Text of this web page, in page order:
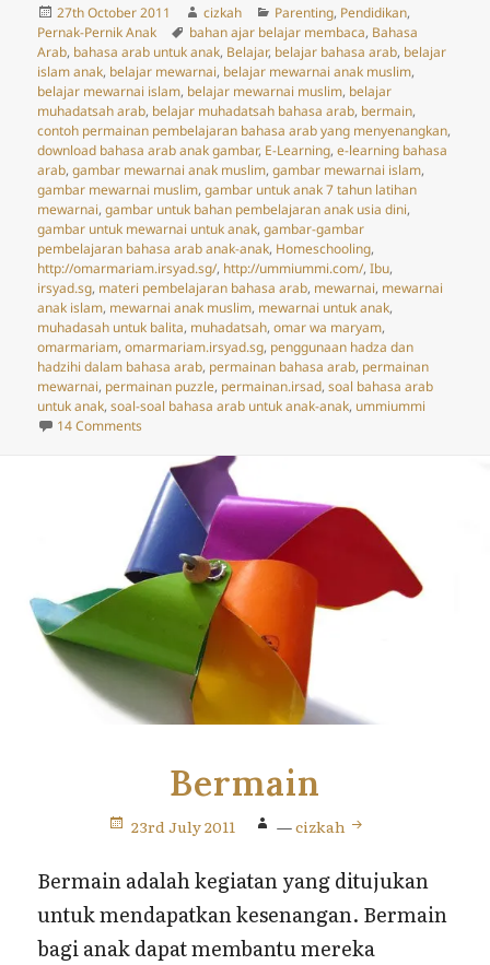
Posted
on
27th October 2011 Author
cizkah Categories
Parenting, Pendidikan,
Pernak-Pernik Anak
Tags
bahan ajar belajar membaca, Bahasa
Arab, bahasa arab untuk anak, Belajar, belajar bahasa arab, belajar
islam anak, belajar mewarnai, belajar mewarnai anak muslim,
belajar mewarnai islam, belajar mewarnai muslim, belajar
muhadatsah arab, belajar muhadatsah bahasa arab, bermain,
contoh permainan pembelajaran bahasa arab yang menyenangkan,
download bahasa arab anak gambar, E-Learning,e-learning bahasa
arab,gambar mewarnai anak muslim,gambar mewarnai islam,
gambar mewarnai muslim,gambar untuk anak 7 tahun latihan
mewarnai,gambar untuk bahan pembelajaran anak usia dini,
gambar untuk mewarnai untuk anak,gambar-gambar
pembelajaran bahasa arab anak-anak, Homeschooling,
http://omarmariam.irsyad.sg/, http://ummiummi.com/,Ibu,
irsyad.sg, materi pembelajaran bahasa arab, mewarnai, mewarnai
anak islam, mewarnai anak muslim, mewarnai untuk anak,
muhadasah untuk balita, muhadatsah,omar wa maryam,
omarmariam,omarmariam.irsyad.sg, penggunaan hadza dan
hadzihi dalam bahasa arab, permainan bahasa arab, permainan
mewarnai, permainan puzzle, permainan.irsad,soal bahasa arab
untuk anak,soal-soal bahasa arab untuk anak-anak, ummiummi
14 Commentson Omarmariam.irsyad.sg: E-Learning Bahasa Arab
Bermain
23rd July 2011 —cizkah
Bermain adalah kegiatan yang ditujukan
untuk mendapatkan kesenangan. Bermain
bagi anak dapat membantu mereka